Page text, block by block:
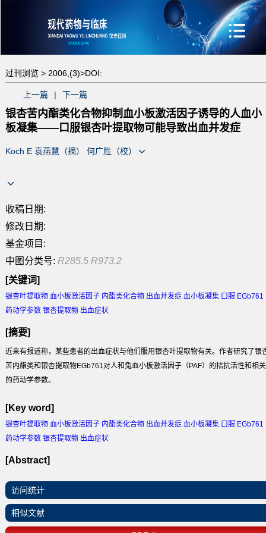
过刊浏览 > 2006,(3)>DOI:
上一篇 | 下一篇
银杏苦内酯类化合物抑制血小板激活因子诱导的人血小
板凝集——口服银杏叶提取物可能导致出血并发症
Koch E 袁燕慧（摘） 何广胜（校）
收稿日期:
修改日期:
基金项目:
中图分类号: R285.5 R973.2
[关键词]
银杏叶提取物 血小板激活因子 内酯类化合物 出血并发症 血小板凝集 口服 EGb761
药动学参数 银杏提取物 出血症状
[摘要]
近来有报道称，某些患者的出血症状与他们服用银杏叶提取物有关。作者研究了银
苦内酯类和银杏提取物EGb761对人和兔血小板激活因子（PAF）的拮抗活性和相关
的药动学参数。
[Key word]
银杏叶提取物 血小板激活因子 内酯类化合物 出血并发症 血小板凝集 口服 EGb761
药动学参数 银杏提取物 出血症状
[Abstract]
访问统计
相似文献